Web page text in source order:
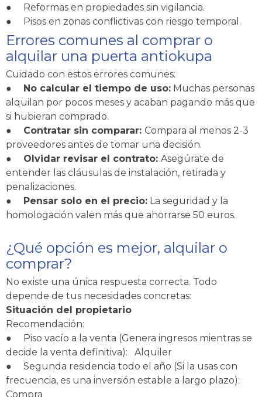
● Reformas en propiedades sin vigilancia.
● Pisos en zonas conflictivas con riesgo temporal.
Errores comunes al comprar o
alquilar una puerta antiokupa
Cuidado con estos errores comunes:
● No calcular el tiempo de uso: Muchas personas
alquilan por pocos meses y acaban pagando más que
si hubieran comprado.
● Contratar sin comparar: Compara al menos 2-3
proveedores antes de tomar una decisión.
● Olvidar revisar el contrato: Asegúrate de
entender las cláusulas de instalación, retirada y
penalizaciones.
● Pensar solo en el precio: La seguridad y la
homologación valen más que ahorrarse 50 euros.
¿Qué opción es mejor, alquilar o
comprar?
No existe una única respuesta correcta. Todo
depende de tus necesidades concretas:
Situación del propietario
Recomendación:
● Piso vacío a la venta (Genera ingresos mientras se
decide la venta definitiva): Alquiler
● Segunda residencia todo el año (Si la usas con
frecuencia, es una inversión estable a largo plazo):
Compra